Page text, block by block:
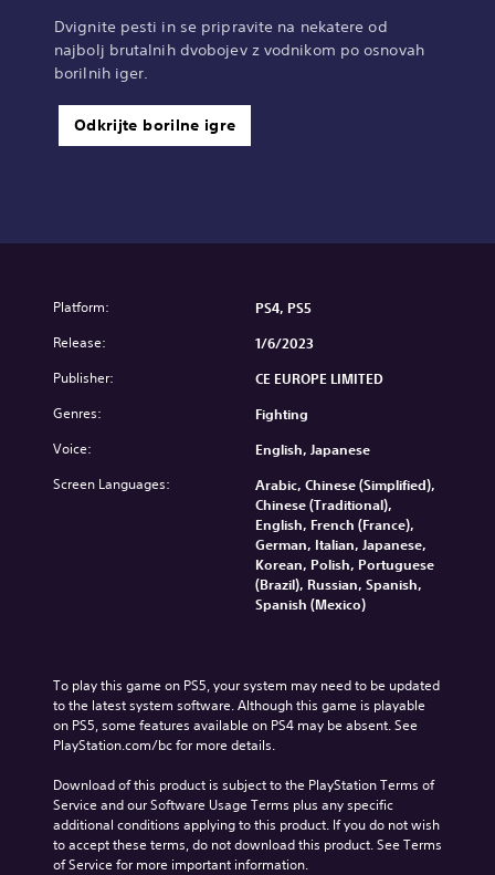
Dvignite pesti in se pripravite na nekatere od
najbolj brutalnih dvobojev z vodnikom po osnovah
borilnih iger.
Odkrijte borilne igre
Platform: PS4, PS5
Release: 1/6/2023
Publisher: CE EUROPE LIMITED
Genres: Fighting
Voice: English, Japanese
Screen Languages:
Arabic, Chinese (Simplified),
Chinese (Traditional),
English, French (France),
German, Italian, Japanese,
Korean, Polish, Portuguese
(Brazil), Russian, Spanish,
Spanish (Mexico)
To play this game on PS5, your system may need to be updated
to the latest system software. Although this game is playable
on PS5, some features available on PS4 may be absent. See
PlayStation.com/bc for more details.
Download of this product is subject to the PlayStation Terms of
Service and our Software Usage Terms plus any specific
additional conditions applying to this product. If you do not wish
to accept these terms, do not download this product. See Terms
of Service for more important information.